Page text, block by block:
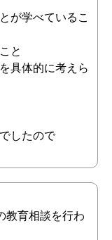
が学べているこ
と
具体的に考えら
したので
教育相談を行わ